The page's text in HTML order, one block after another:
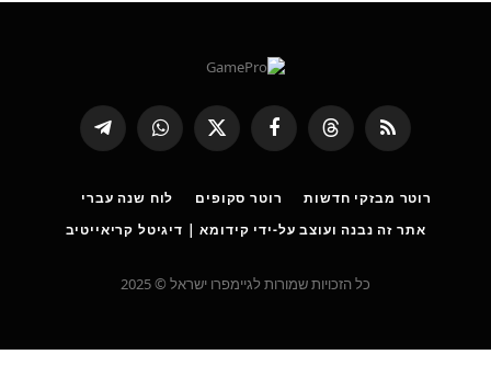
RSS
Threads פייסבוק
X
(טוויטר)
WhatsApp
Telegram
רוטר מבזקי חדשות רוטר סקופים
לוח שנה עברי
אתר זה נבנה ועוצב על-ידי קידומא | דיגיטל קריאייטיב
כל הזכויות שמורות לגיימפרו ישראל © 2025